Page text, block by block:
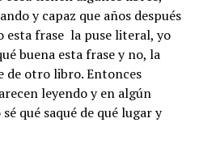
y capaz que años después
esta frase la puse literal, yo
buena esta frase y no, la
de otro libro. Entonces
leyendo y en algún
qué saqué de qué lugar y